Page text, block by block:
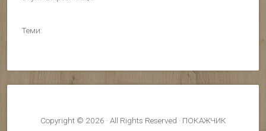
Теми:
Copyright © 2026 · All Rights Reserved · ПОКАЖЧИК